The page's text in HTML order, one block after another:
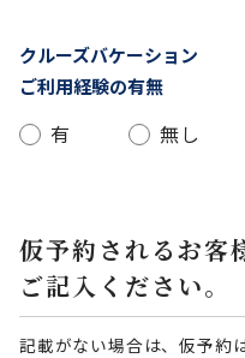
クルーズバケーション
ご利用経験の有無
有 無し
仮予約されるお客
ご記入ください。
記載がない場合は、仮予約